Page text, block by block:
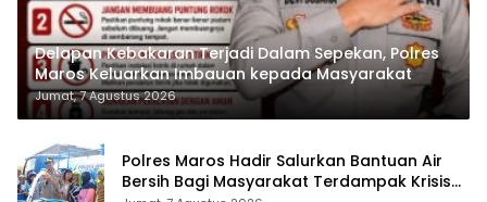
Delapan Kebakaran Terjadi Dalam Sepekan, Polres
Maros Keluarkan Imbauan kepada Masyarakat
Jumat, 7 Agustus 2026
Polres Maros Hadir Salurkan Bantuan Air
Bersih Bagi Masyarakat Terdampak Krisis